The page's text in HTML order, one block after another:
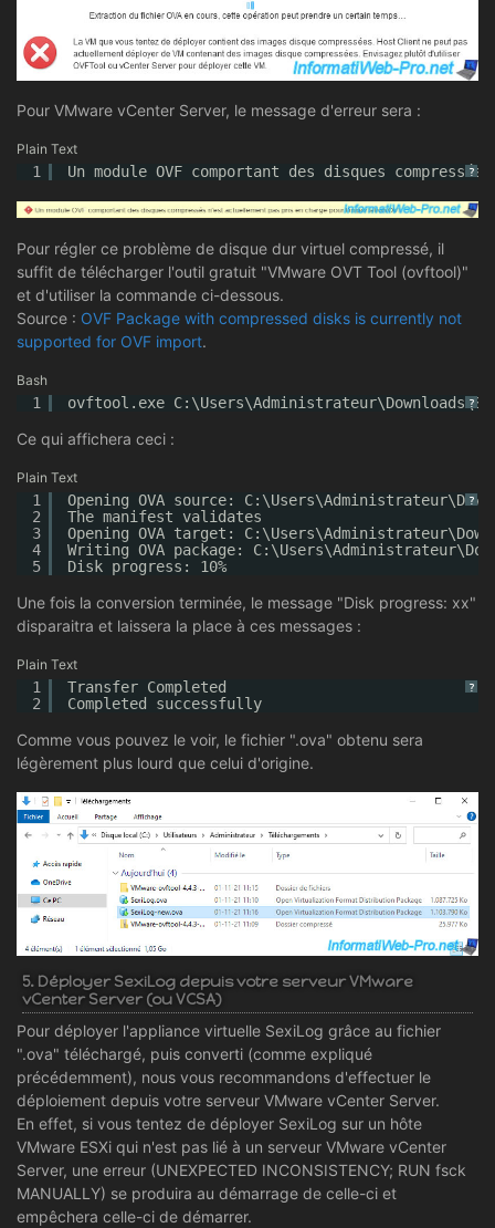
Pour VMware vCenter Server, le message d'erreur sera :
Plain Text
?
1 Un module OVF comportant des disques
Pour régler ce problème de disque dur virtuel compressé, il
suffit de télécharger l'outil gratuit "VMware OVT Tool (ovftool)"
et d'utiliser la commande ci-dessous.
Source : OVF Package with compressed disks is currently not
supported for OVF import.
Bash
?
1 ovftool.exe
Ce qui affichera ceci :
Plain Text
?
1
2
3
4
5
Opening OVA source:
The manifest validates
Opening OVA target:
Writing OVA package:
Disk progress: 10%
Une fois la conversion terminée, le message "Disk progress: xx"
disparaitra et laissera la place à ces messages :
Plain Text
?
1
2
Transfer Completed
Completed successfully
Comme vous pouvez le voir, le fichier ".ova" obtenu sera
légèrement plus lourd que celui d'origine.
5. Déployer SexiLog depuis votre serveur VMware
vCenter Server (ou VCSA)
Pour déployer l'appliance virtuelle SexiLog grâce au fichier
".ova" téléchargé, puis converti (comme expliqué
précédemment), nous vous recommandons d'effectuer le
déploiement depuis votre serveur VMware vCenter Server.
En effet, si vous tentez de déployer SexiLog sur un hôte
VMware ESXi qui n'est pas lié à un serveur VMware vCenter
Server, une erreur (UNEXPECTED INCONSISTENCY; RUN fsck
MANUALLY) se produira au démarrage de celle-ci et
empêchera celle-ci de démarrer.